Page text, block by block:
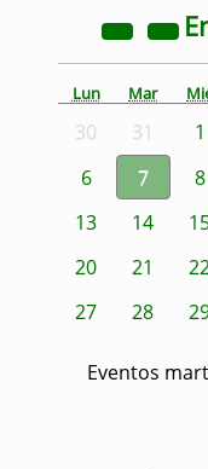
Lun Mar
30 31 1
6
7 8
13
14
20
21
27
28
Eventos